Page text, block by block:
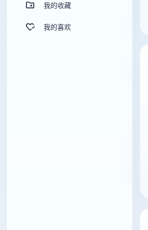
我的收藏
我的喜欢